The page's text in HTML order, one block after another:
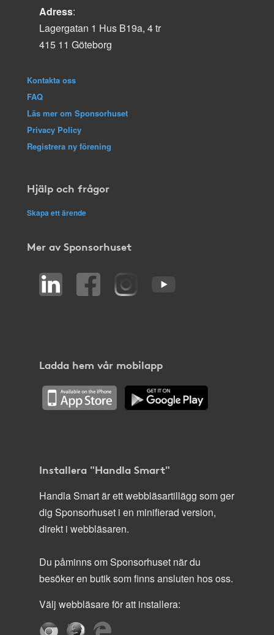
Adress:
Lagergatan 1 Hus B19a, 4 tr
415 11 Göteborg
Kontakta oss
FAQ
Läs mer om Sponsorhuset
Privacy Policy
Registrera ny förening
Hjälp och frågor
Skapa ett ärende
Mer av Sponsorhuset
Ladda hem vår mobilapp
Installera "Handla Smart"
Handla Smart är ett webbläsartillägg som ger
dig Sponsorhuset i en minifierad version,
direkt i webbläsaren.
Du påminns om Sponsorhuset när du
besöker en butik som finns ansluten hos oss.
Välj webbläsare för att installera: